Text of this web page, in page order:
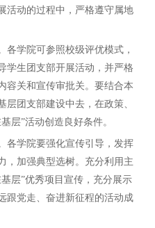
活动的过程中，严格遵守属地
各学院可参照校级评优模式，
学生团支部开展活动，并严格
容关和宣传审批关。要结合本
团支部建设中去，在政策、
层”活动创造良好条件。
各学院要强化宣传引导，发挥
，加强典型选树。充分利用主
层”优秀项目宣传，充分展示
跟党走、奋进新征程的活动成